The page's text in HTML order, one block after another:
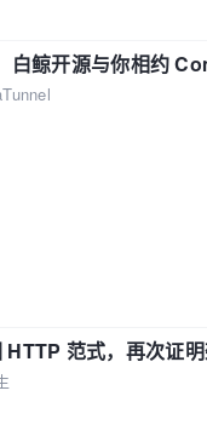
白鲸开源与你相约
HTTP 范式，再次证